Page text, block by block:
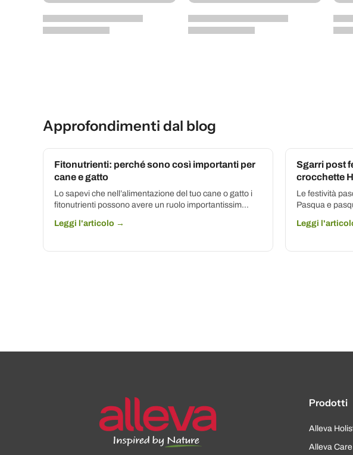
Approfondimenti dal blog
Fitonutrienti: perché sono così importanti per
cane e gatto
Lo sapevi che nell’alimentazione del tuo cane o gatto i
fitonutrienti possono avere un ruolo importantissim...
Leggi l'articolo →
Sgarri post
crocchette
Le festività
Pasqua e
Leggi
Prodotti
Alleva
Alleva Care